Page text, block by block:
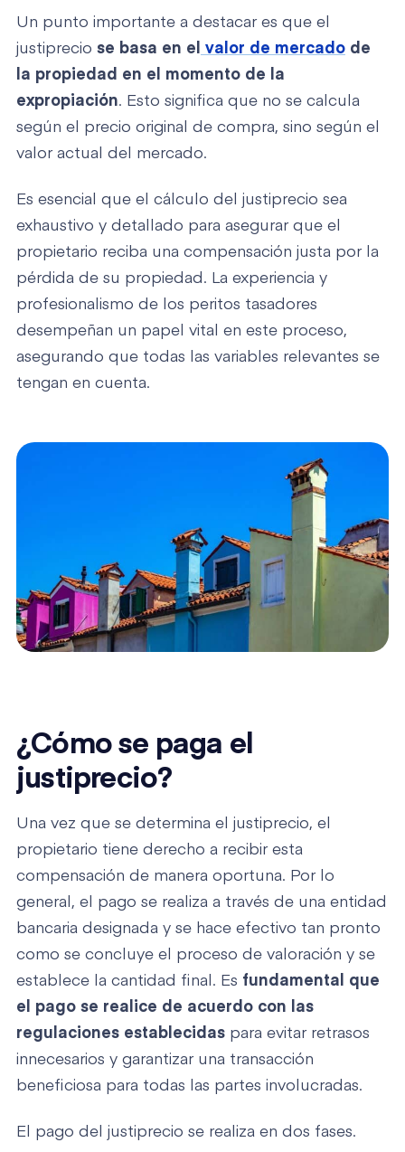
Un punto importante a destacar es que el
justiprecio se basa en el valor de mercado de
la propiedad en el momento de la
expropiación. Esto significa que no se calcula
según el precio original de compra, sino según el
valor actual del mercado.
Es esencial que el cálculo del justiprecio sea
exhaustivo y detallado para asegurar que el
propietario reciba una compensación justa por la
pérdida de su propiedad. La experiencia y
profesionalismo de los peritos tasadores
desempeñan un papel vital en este proceso,
asegurando que todas las variables relevantes se
tengan en cuenta.
¿Cómo se paga el
justiprecio?
Una vez que se determina el justiprecio, el
propietario tiene derecho a recibir esta
compensación de manera oportuna. Por lo
general, el pago se realiza a través de una entidad
bancaria designada y se hace efectivo tan pronto
como se concluye el proceso de valoración y se
establece la cantidad final. Es fundamental que
el pago se realice de acuerdo con las
regulaciones establecidas para evitar retrasos
innecesarios y garantizar una transacción
beneficiosa para todas las partes involucradas.
El pago del justiprecio se realiza en dos fases.